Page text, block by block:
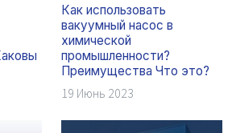
Как использовать
вакуумный насос в
химической
промышленности?
Преимущества Что это?
19 Июнь 2023